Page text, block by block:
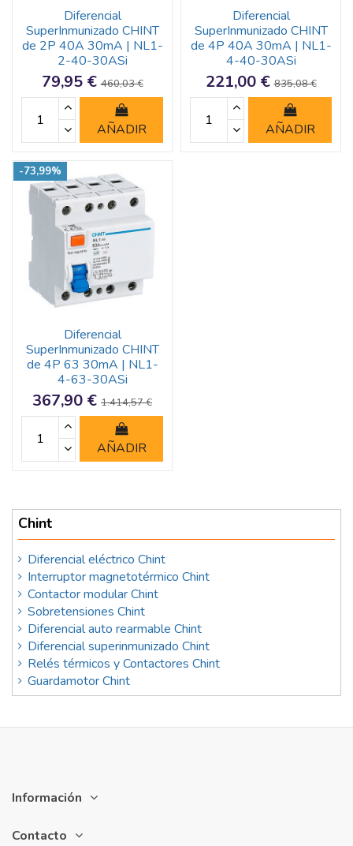
Diferencial
SuperInmunizado CHINT
de 2P 40A 30mA | NL1-
2-40-30ASi
79,95 €460,03 €
AÑADIR
Diferencial
SuperInmunizado CHINT
de 4P 40A 30mA | NL1-
4-40-30ASi
221,00 €835,08 €
AÑADIR
-73,99%
Diferencial
SuperInmunizado CHINT
de 4P 63 30mA | NL1-
4-63-30ASi
367,90 € 1.414,57 €
AÑADIR
Chint
Diferencial eléctrico Chint
Interruptor magnetotérmico Chint
Contactor modular Chint
Sobretensiones Chint
Diferencial auto rearmable Chint
Diferencial superinmunizado Chint
Relés térmicos y Contactores Chint
Guardamotor Chint
Información
Contacto